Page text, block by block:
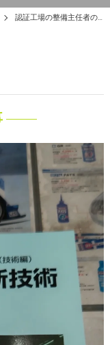
認証工場の整備主任者の仕事